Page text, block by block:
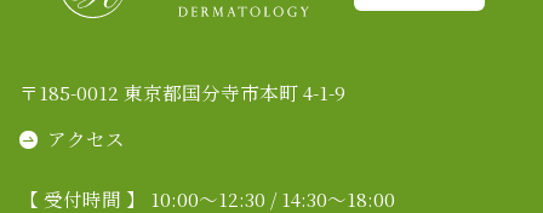
〒185-0012 東京都国分寺市本町 4-1-9
アクセス
【 受付時間 】 10:00～12:30 / 14:30～18:00